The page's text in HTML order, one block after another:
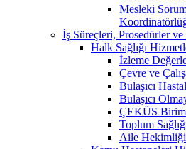
Mesleki
İş Süreçleri, Prosedürler
Halk Sağlığı
İzleme
Çevre ve
Bulaşıcı
Bulaşıcı
ÇEKÜS
Toplum
Aile